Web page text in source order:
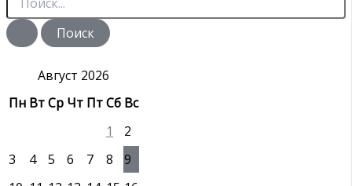
и
с
Август 2026
Пн ВтСр Чт ПтСб Вс
1
2
3
4 5 6 7 8
9